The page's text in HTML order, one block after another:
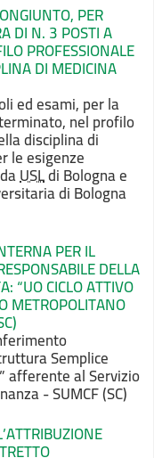
PER
DI N. 3 POSTI A
PROFESSIONALE
DI MEDICINA
ed esami,per la
nel profilo
disciplina di
leesigenze
USLdi Bologna e
di Bologna
PER IL
DELLA
“UO CICLO ATTIVO
METROPOLITANO
Semplice
afferente al Servizio
- SUMCF (SC)